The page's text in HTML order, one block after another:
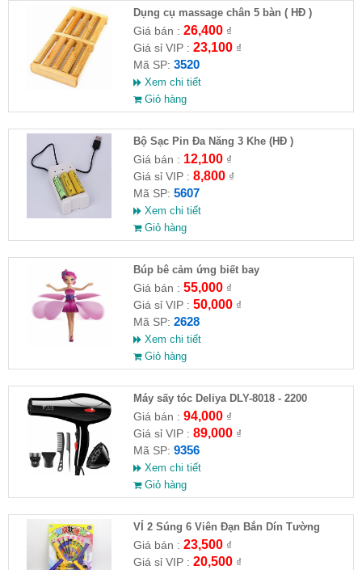
Dụng cụ massage chân 5 bàn ( HĐ )
Giá bán : 26,400₫
Giá sỉ VIP : 23,100₫
Mã SP: 3520
Xem chi tiết
Giỏ hàng
Bộ Sạc Pin Đa Năng 3 Khe (HĐ )
Giá bán : 12,100₫
Giá sỉ VIP : 8,800₫
Mã SP: 5607
Xem chi tiết
Giỏ hàng
​Búp bê cảm ứng biết bay
Giá bán : 55,000₫
Giá sỉ VIP : 50,000₫
Mã SP: 2628
Xem chi tiết
Giỏ hàng
Máy sấy tóc Deliya DLY-8018 - 2200
Giá bán : 94,000₫
Giá sỉ VIP : 89,000₫
Mã SP: 9356
Xem chi tiết
Giỏ hàng
VỈ 2 Súng 6 Viên Đạn Bắn Dín Tường
Giá bán : 23,500₫
Giá sỉ VIP : 20,500₫